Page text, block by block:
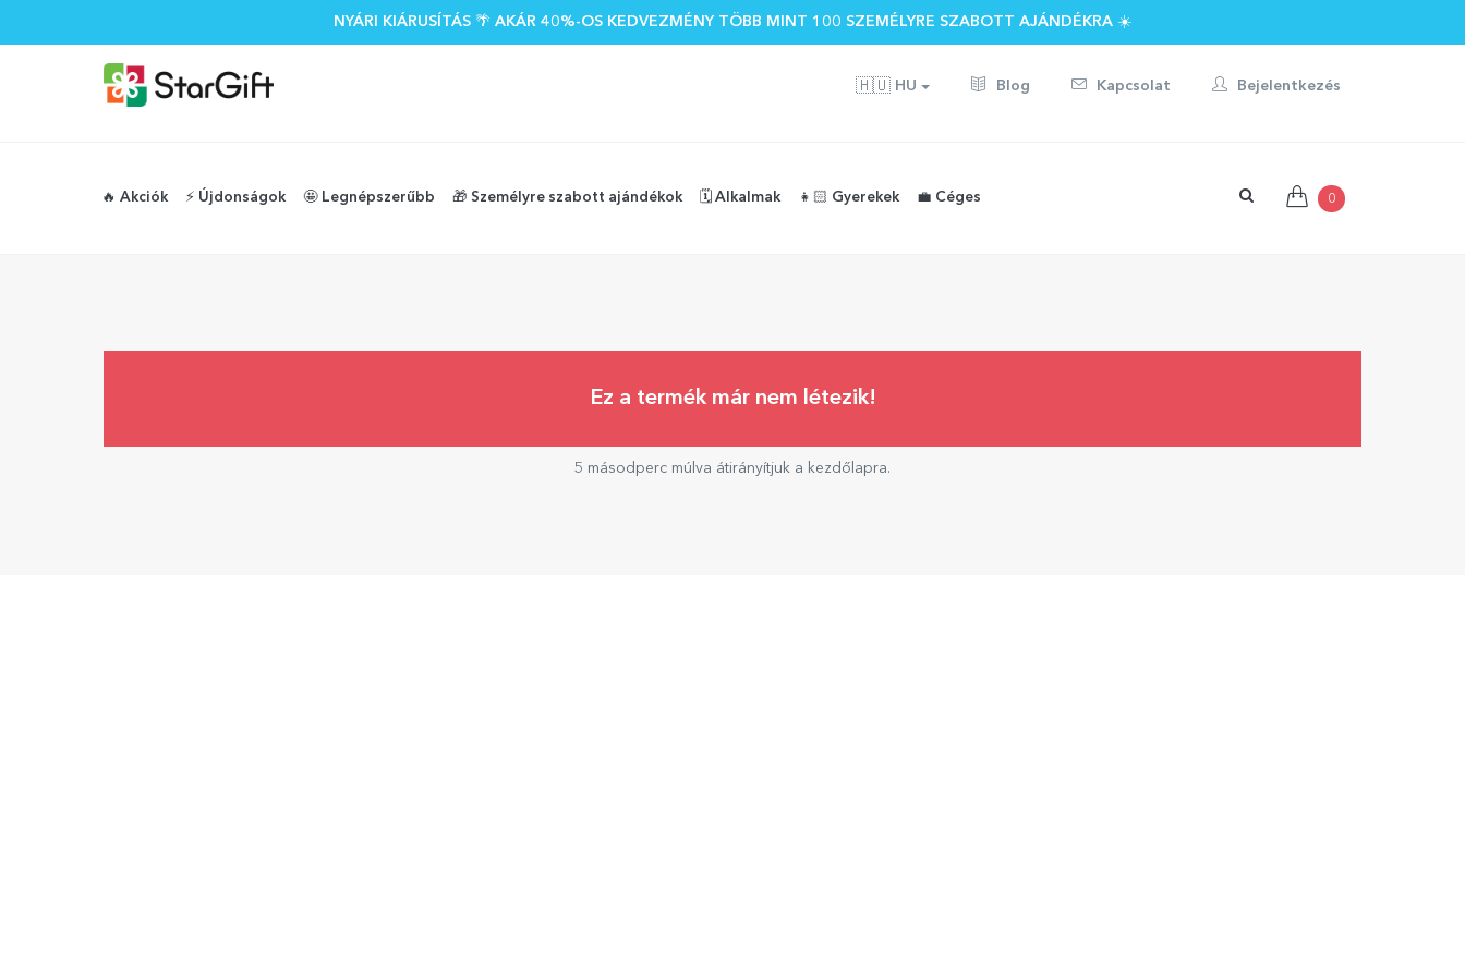
NYÁRI KIÁRUSÍTÁS 🌴 AKÁR 40%-OS KEDVEZMÉNY TÖBB MINT 100 SZEMÉLYRE SZABOTT AJÁNDÉKRA ☀️
🇭🇺 HU Blog Kapcsolat Bejelentkezés
🔥 Akciók ⚡️ Újdonságok 🤩 Legnépszerűbb 🎁 Személyre szabott ajándékok 🗓️ Alkalmak 👧🏻 Gyerekek 💼 Céges 0
Ez a termék már nem létezik!
5 másodperc múlva átirányítjuk a kezdőlapra.